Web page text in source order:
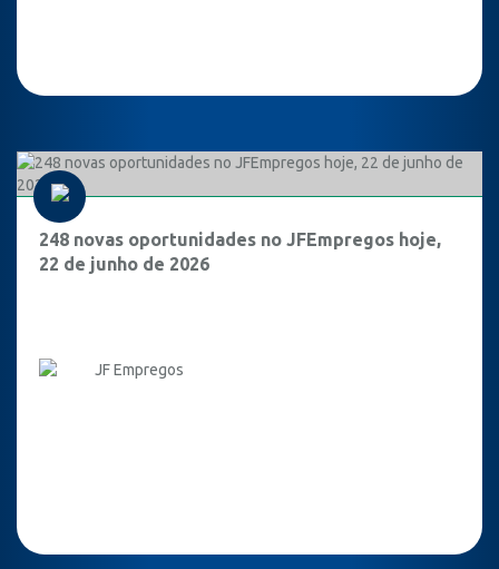
248 novas oportunidades no JFEmpregos hoje,
22 de junho de 2026
JF Empregos